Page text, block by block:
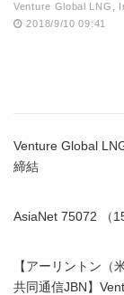
Venture Global LNG,
2018/9/10 09:41
Venture Global
締結
AsiaNet 75072 （
【アーリントン（
共同通信JBN】